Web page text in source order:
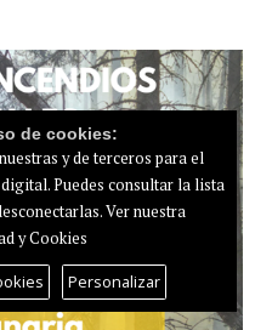
de cookies:
y de terceros para el
Puedes consultar la lista
Ver nuestra
y Cookies
Personalizar